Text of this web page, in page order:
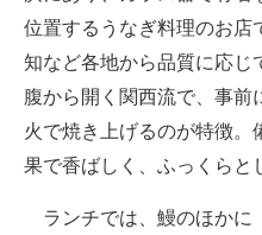
位置するうなぎ料理のお店
知など各地から品質に応じ
腹から開く関西流で、事前
火で焼き上げるのが特徴。
果で香ばしく、ふっくらと
ランチでは、鰻のほかに